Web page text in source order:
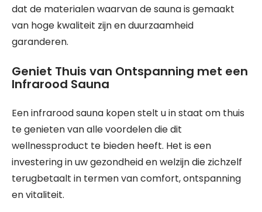
dat de materialen waarvan de sauna is gemaakt
van hoge kwaliteit zijn en duurzaamheid
garanderen.
Geniet Thuis van Ontspanning met een
Infrarood Sauna
Een infrarood sauna kopen stelt u in staat om thuis
te genieten van alle voordelen die dit
wellnessproduct te bieden heeft. Het is een
investering in uw gezondheid en welzijn die zichzelf
terugbetaalt in termen van comfort, ontspanning
en vitaliteit.